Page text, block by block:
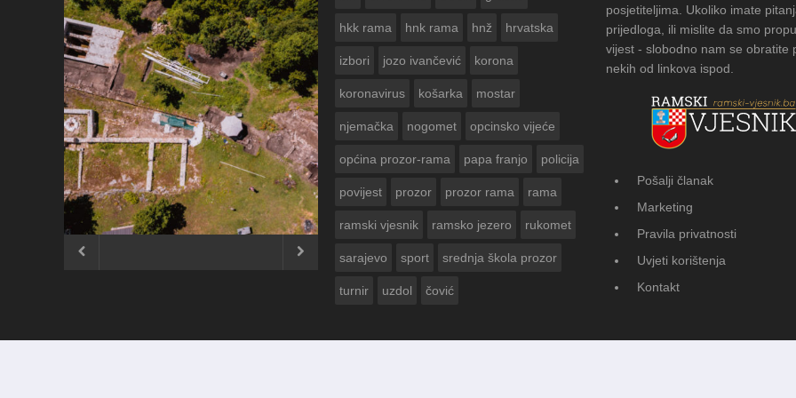
ČESTITKA RAMSKOG VJESNIKA ZA
USKRS 2023. GODINE
FOTOGALERIJA:
Vasti
 
hkk rama hnk rama hnž hrvatska
izbori jozo ivančević korona
koronavirus košarka mostar
njemačka nogomet opcinsko vijeće
općina prozor-rama papa franjo policija
povijest prozor prozor rama rama
ramski vjesnik ramsko jezero rukomet
sarajevo sport srednja škola prozor
turnir uzdol čović
posjetiteljima. Ukoliko imate
prijedloga, ili mislite da smo
vijest - slobodno nam se obratite
nekih od linkova ispod.
Pošalji članak
Marketing
Pravila privatnosti
Uvjeti korištenja
Kontakt